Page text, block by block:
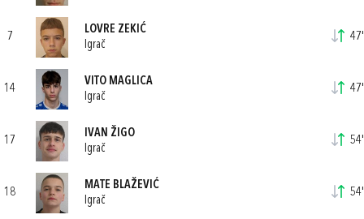
7
LOVRE ZEKIĆ
Igrač
47'
14
VITO MAGLICA
Igrač
47'
17
IVAN ŽIGO
Igrač
54'
18
MATE BLAŽEVIĆ
Igrač
54'